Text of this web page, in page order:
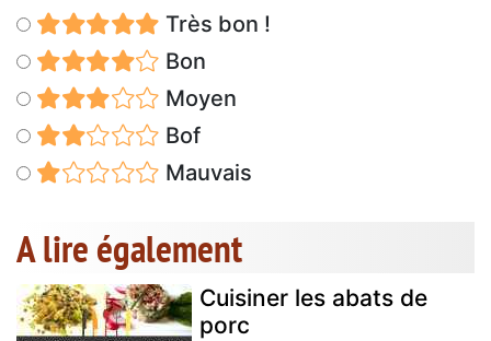
Très bon !
Bon
Moyen
Bof
Mauvais
A lire également
Cuisiner les abats de
porc